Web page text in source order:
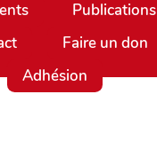
Publications
Faire un don
Adhésion